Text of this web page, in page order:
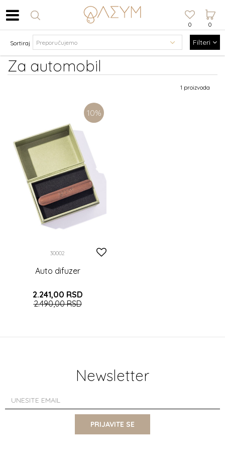
0
0
Za automobil
Sortiraj Filteri
1 proizvoda
10%
30002
Auto difuzer
2.241,00 RSD
2.490,00RSD
DODAJTE U KORPU
Newsletter
PRIJAVITE SE